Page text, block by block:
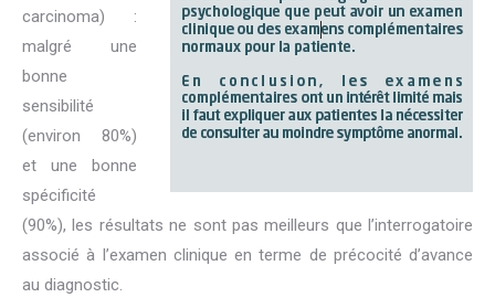
carcinoma) :
malgré une
bonne
sensibilité
(environ 80%)
et une bonne
spécificité
(90%), les résultats ne sont pas meilleurs que l’interrogatoire
associé à l’examen clinique en terme de précocité d’avance
au diagnostic.